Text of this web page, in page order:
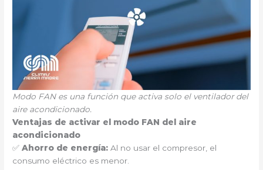
Modo FAN es una función que activa solo el ventilador del
aire acondicionado.
Ventajas de activar el modo FAN del aire
acondicionado
✅Ahorro de energía: Al no usar el compresor, el
consumo eléctrico es menor.